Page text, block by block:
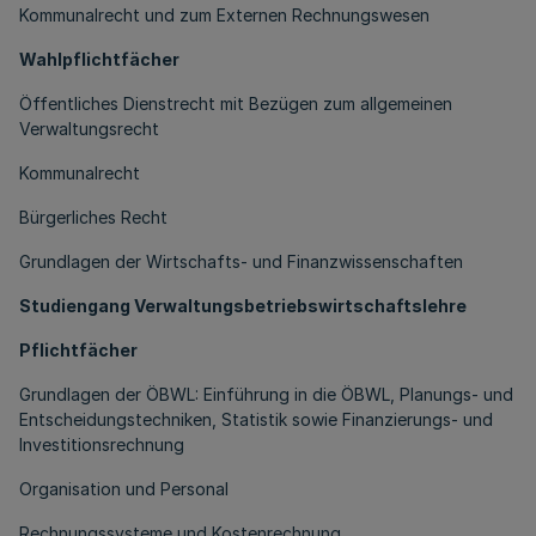
Kommunalrecht und zum Externen Rechnungswesen
Wahlpflichtfächer
Öffentliches Dienstrecht mit Bezügen zum allgemeinen
Verwaltungsrecht
Kommunalrecht
Bürgerliches Recht
Grundlagen der Wirtschafts- und Finanzwissenschaften
Studiengang Verwaltungsbetriebswirtschaftslehre
Pflichtfächer
Grundlagen der ÖBWL: Einführung in die ÖBWL, Planungs- und
Entscheidungstechniken, Statistik sowie Finanzierungs- und
Investitionsrechnung
Organisation und Personal